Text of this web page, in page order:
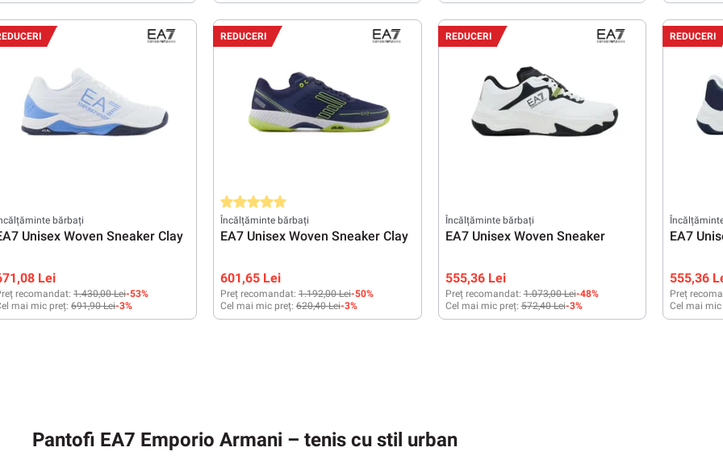
1/3 42 43 1/3
45 1/3
41 1/3 42 42 2/3
44 2/3
42 42 2/343 1/3 45 1/3 45 1/3
bărbați
Unisex Woven Sneaker Clay
Lei
recomandat: 1.430,00 Lei-53%
mai mic preț: 691,90 Lei-3%
REDUCERI
Evaluarea medie de 5 din 5 stele
Încălțăminte bărbați
EA7 Unisex Woven Sneaker Clay
601,65 Lei
Preț recomandat: 1.192,00 Lei-50%
Cel mai mic preț:620,40 Lei-3%
REDUCERI
Încălțăminte bărbați
EA7 Unisex Woven Sneaker
555,36 Lei
Preț recomandat: 1.073,00 Lei-48%
Cel mai mic preț:572,40 Lei-3%
REDUCERI
EA7
555,36
Preț
Cel mai
Pantofi EA7 Emporio Armani – tenis cu stil urban